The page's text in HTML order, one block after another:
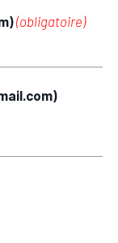
(obligatoire)